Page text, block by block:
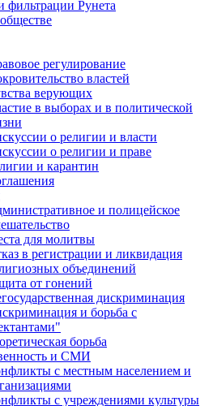
фильтрации Рунета
регулирование
властей
верующих
в выборах и в политической
о религии и власти
о религии и праве
и карантин
и полицейское
для молитвы
в регистрации и ликвидация
объединений
от гонений
дискриминация
и борьба с
борьба
и СМИ
с местным населением и
с учреждениями культуры